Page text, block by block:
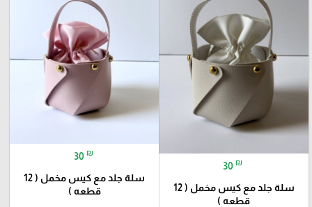
30 ₪
سلة جلد مع كيس مخمل ( 12
قطعه )
30 ₪
سلة جلد مع كيس مخمل ( 12
قطعه )